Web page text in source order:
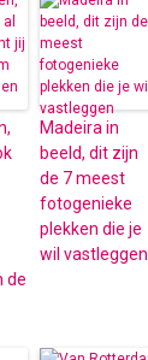
de
Madeira in
beeld, dit zijn
de 7 meest
fotogenieke
plekken die je
wil vastleggen